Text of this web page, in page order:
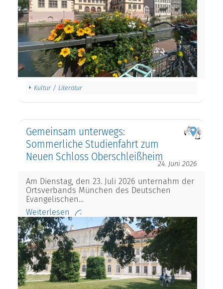
Kultur / Literatur
Gemeinsam unterwegs:
Sommerliche Studienfahrt zum
Neuen Schloss Oberschleißheim
24. Juni 2026
Am Dienstag, den 23. Juli 2026 unternahm der
Ortsverbands München des Deutschen
Evangelischen…
Weiterlesen